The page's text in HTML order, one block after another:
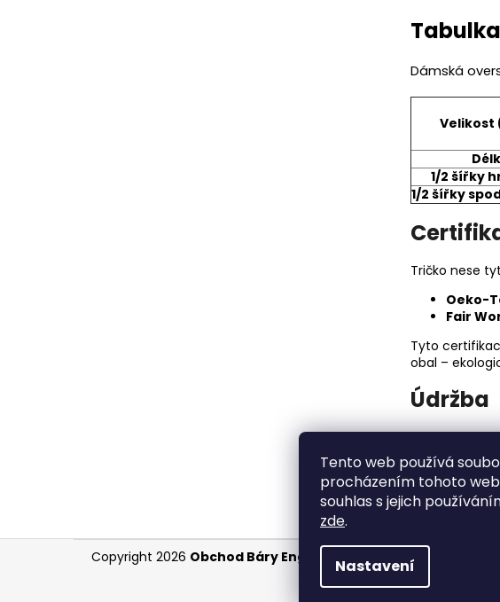
Tento web používá
procházením tohoto
souhlas s jejich
zde.
Nastavení
Dámská
Velikost
1/2 šířky
1/2 šířky
Tričko nese
Oeko-
Fair
Tyto
obal –
Údržba
Pro dlouhou
Prát na
Žehlit
Nesušit
Copyright 2026 Obchod Báry Englischové . Všechna práva